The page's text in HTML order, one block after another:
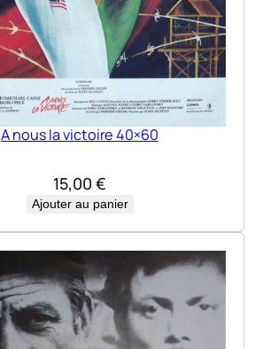
A nous la victoire 40×60
15,00 €
Ajouter au panier